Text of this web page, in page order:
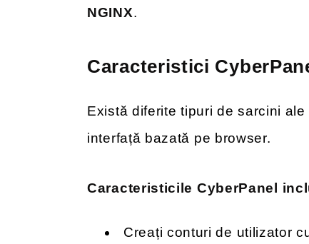
NGINX.
Caracteristici
Există diferite tipuri de sarcini
interfață bazată pe browser.
Caracteristicile CyberPanel
Creați conturi de utilizator